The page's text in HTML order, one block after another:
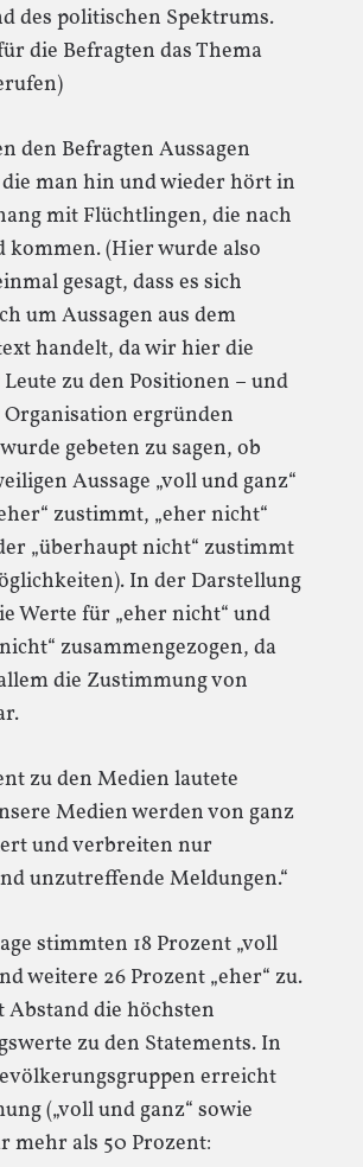
des politischen Spektrums.
die Befragten das Thema
den Befragten Aussagen
man hin und wieder hört in
mit Flüchtlingen, die nach
kommen. (Hier wurde also
gesagt, dass es sich
um Aussagen aus dem
handelt, da wir hier die
zu den Positionen – und
ergründen
gebeten zu sagen, ob
Aussage „voll und ganz“
zustimmt, „eher nicht“
„überhaupt nicht“ zustimmt
In der Darstellung
Werte für „eher nicht“ und
zusammengezogen, da
die Zustimmung von
zu den Medien lautete
Medien werden von ganz
und verbreiten nur
unzutreffende Meldungen.“
stimmten 18 Prozent „voll
weitere 26 Prozent „eher“ zu.
Abstand die höchsten
zu den Statements. In
erreicht
(„voll und ganz“ sowie
mehr als 50 Prozent: